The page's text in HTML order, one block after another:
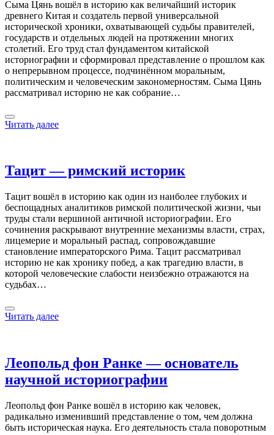
Сыма Цянь вошёл в историю как величайший историк
древнего Китая и создатель первой универсальной
исторической хроники, охватывающей судьбы правителей,
государств и отдельных людей на протяжении многих
столетий. Его труд стал фундаментом китайской
историографии и сформировал представление о прошлом как
о непрерывном процессе, подчинённом моральным,
политическим и человеческим закономерностям. Сыма Цянь
рассматривал историю не как собрание…
Читать далее
Тацит — римский историк
Тацит вошёл в историю как один из наиболее глубоких и
беспощадных аналитиков римской политической жизни, чьи
труды стали вершиной античной историографии. Его
сочинения раскрывают внутренние механизмы власти, страх,
лицемерие и моральный распад, сопровождавшие
становление императорского Рима. Тацит рассматривал
историю не как хронику побед, а как трагедию власти, в
которой человеческие слабости неизбежно отражаются на
судьбах…
Читать далее
Леопольд фон Ранке — основатель
научной историографии
Леопольд фон Ранке вошёл в историю как человек,
радикально изменивший представление о том, чем должна
быть историческая наука. Его деятельность стала поворотным